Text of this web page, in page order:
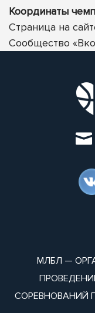
Координаты
Страница на
Сообщество
МЛБЛ —
СОРЕВНОВАНИЙ